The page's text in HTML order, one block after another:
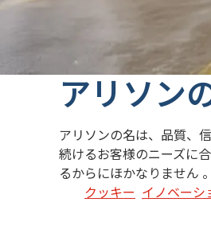
アリソン
アリソンの名は、品質、
続けるお客様のニーズに
るからにほかなりません 。
クッキー イノベーシ